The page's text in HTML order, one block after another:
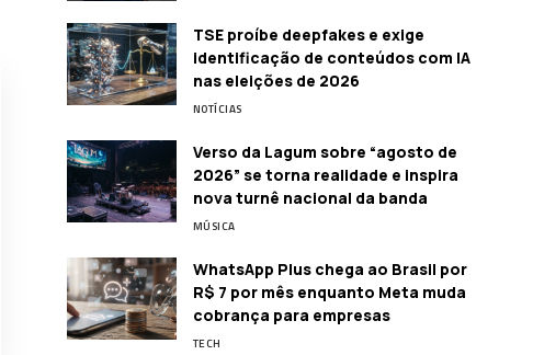
TSE proíbe deepfakes e exige
identificação de conteúdos com IA
nas eleições de 2026
NOTÍCIAS
Verso da Lagum sobre “agosto de
2026” se torna realidade e inspira
nova turnê nacional da banda
MÚSICA
WhatsApp Plus chega ao Brasil por
R$ 7 por mês enquanto Meta muda
cobrança para empresas
TECH